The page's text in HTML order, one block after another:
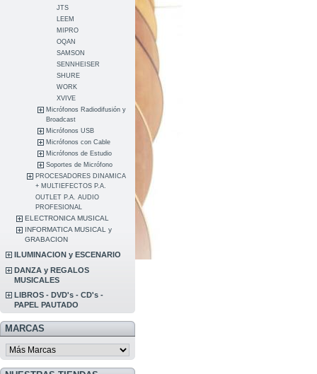
JTS
LEEM
MIPRO
OQAN
SAMSON
SENNHEISER
SHURE
WORK
XVIVE
Micrófonos Radiodifusión y
Broadcast
Micrófonos USB
Micrófonos con Cable
Micrófonos de Estudio
Soportes de Micrófono
PROCESADORES DINAMICA
+ MULTIEFECTOS P.A.
OUTLET P.A. AUDIO
PROFESIONAL
ELECTRONICA MUSICAL
INFORMATICA MUSICAL y
GRABACION
ILUMINACION y ESCENARIO
DANZA y REGALOS
MUSICALES
LIBROS - DVD's - CD's -
PAPEL PAUTADO
MARCAS